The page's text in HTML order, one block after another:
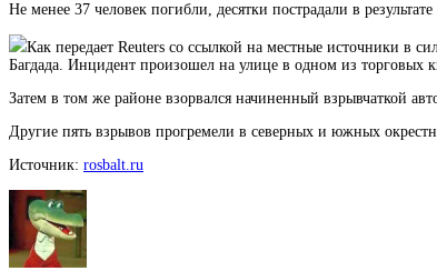
Не менее 37 человек погибли, десятки пострадали в
Как передает Reuters со ссылкой на местные источники в
Багдада. Инцидент произошел на улице в одном из торговых
Затем в том же районе взорвался начиненный взрывчаткой
Другие пять взрывов прогремели в северных и южных
Источник: rosbalt.ru